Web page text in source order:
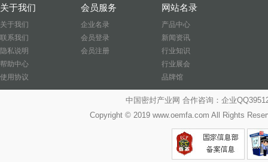
关于我们
关于我们
联系我们
隐私说明
帮助中心
使用协议
会员服务
企业名录
会员登录
会员注册
网站名录
产品中心
新闻资讯
行业知识
行业展会
品牌馆
中国密封产业网 合作咨询：企业
Copyright © 2019 www.oemfa.com All Rights